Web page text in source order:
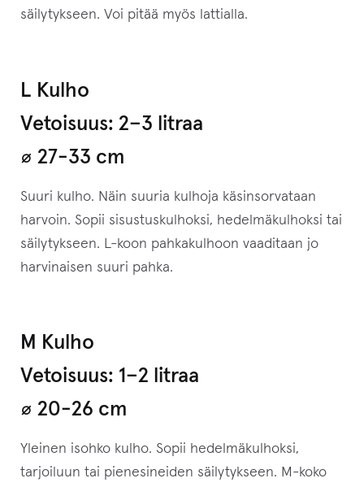
säilytykseen. Voi pitää myös lattialla.
L Kulho
Vetoisuus: 2–⁠3 litraa
⌀ 27-33 cm
Suuri kulho. Näin suuria kulhoja käsinsorvataan
harvoin. Sopii sisustuskulhoksi, hedelmäkulhoksi tai
säilytykseen. L-koon pahkakulhoon vaaditaan jo
harvinaisen suuri pahka.
M Kulho
Vetoisuus: 1–⁠2 litraa
⌀ 20-26 cm
Yleinen isohko kulho. Sopii hedelmäkulhoksi,
tarjoiluun tai pienesineiden säilytykseen. M-koko